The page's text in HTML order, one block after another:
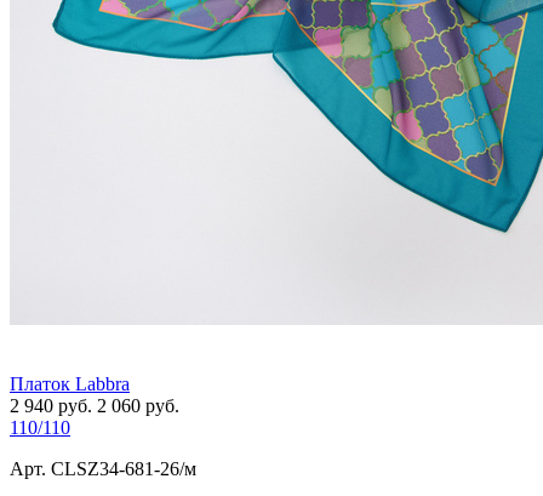
Платок Labbra
2 940 руб. 2 060 руб.
110/110
Арт. СLSZ34-681-26/м